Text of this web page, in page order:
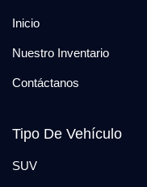
Inicio
Nuestro Inventario
Contáctanos
Tipo De Vehículo
SUV